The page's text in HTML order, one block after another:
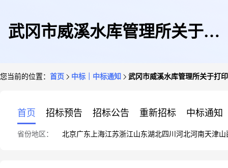
武冈市威溪水库管理所关于打
您当前的位置： 首页 中标｜中标通知 武冈市威溪水库管理所关于打
首页 招标预告 招标公告 重新招标 中标通知
省份地区： 北京广东 上海江苏浙江山东湖北四川 河北河南天津山